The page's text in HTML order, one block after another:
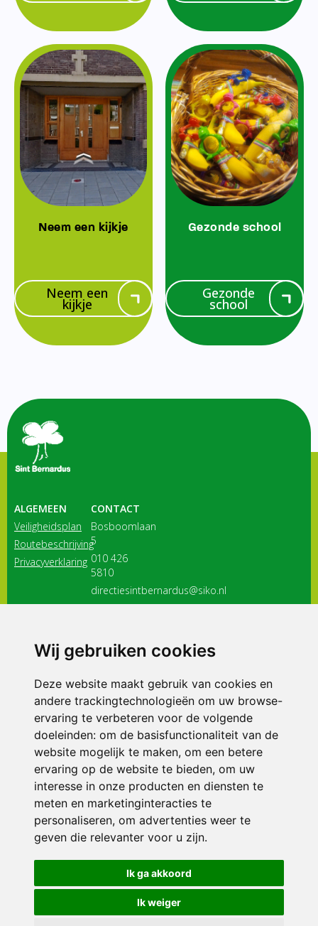
Wij gebruiken cookies
Deze website maakt gebruik van cookies en
andere trackingtechnologieën om uw browse-
ervaring te verbeteren voor de volgende
doeleinden: om de basisfunctionaliteit van de
website mogelijk te maken, om een betere
ervaring op de website te bieden, om uw
interesse in onze producten en diensten te
meten en marketinginteracties te
personaliseren, om advertenties weer te
geven die relevanter voor u zijn.
Ik ga akkoord
Ik weiger
Neem een kijkje
Neem een
kijkje
Gezonde school
Gezonde
school
ALGEMEEN
Veiligheidsplan
Routebeschrijving
Privacyverklaring
CONTACT
Bosboomlaan
5
010 426
5810
directiesintbernardus@siko.nl
3116 JB
ONDERDEEL VAN
© 2026 Sint Bernardus | Alle rechten voorbehouden
Privacy policy|Disclaimer| Klachtenregeling|RSIN en Anbi
voorkeuren
Crealisatie The MindOffice